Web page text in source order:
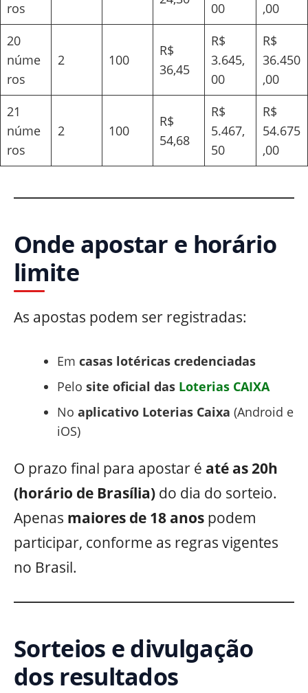
ros
00
,00
20
núme
ros
2 100
R$
36,45
R$
3.645,
00
R$
36.450
,00
21
núme
ros
2 100
R$
54,68
R$
5.467,
50
R$
54.675
,00
Onde apostar e horário
limite
As apostas podem ser registradas:
Em casas lotéricas credenciadas
Pelo site oficial das Loterias CAIXA
No aplicativo Loterias Caixa (Android e
iOS)
O prazo final para apostar é até as 20h
(horário de Brasília) do dia do sorteio.
Apenas maiores de 18 anos podem
participar, conforme as regras vigentes
no Brasil.
Sorteios e divulgação
dos resultados